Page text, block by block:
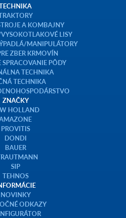
A KOMBAJNY
LISY
MANIPULÁTORY
ZBER KRMOVÍN
SPRACOVANIE PÔDY
TECHNIKA
TECHNIKA
ZNAČKY
HOLLAND
PROVITIS
DONDI
BAUER
SIP
TEHNOS
NOVINKY
ODKAZY